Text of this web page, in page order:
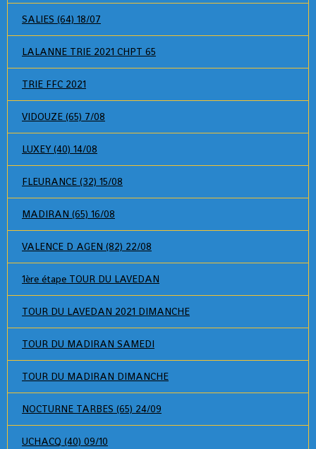
SALIES (64) 18/07
LALANNE TRIE 2021 CHPT 65
TRIE FFC 2021
VIDOUZE (65) 7/08
LUXEY (40) 14/08
FLEURANCE (32) 15/08
MADIRAN (65) 16/08
VALENCE D AGEN (82) 22/08
1ère étape TOUR DU LAVEDAN
TOUR DU LAVEDAN 2021 DIMANCHE
TOUR DU MADIRAN SAMEDI
TOUR DU MADIRAN DIMANCHE
NOCTURNE TARBES (65) 24/09
UCHACQ (40) 09/10